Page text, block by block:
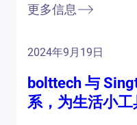
更多信息
2024年9月19日
bolttech 与
系，为生活小